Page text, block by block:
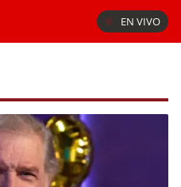
EN VIVO